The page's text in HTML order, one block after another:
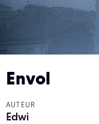
Envol
AUTEUR
Edwi